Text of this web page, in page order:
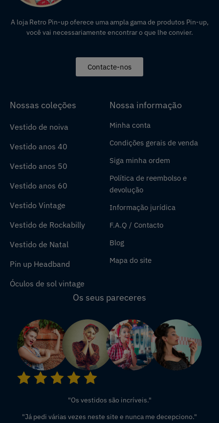
A loja Retro Pin-up oferece uma ampla gama de produtos Pin-up,
você vai necessariamente encontrar o que lhe convier.
Contacte-nos
Nossas coleções
Vestido de noiva
Vestido anos 40
Vestido anos 50
Vestido anos 60
Vestido Vintage
Vestido de Rockabilly
Vestido de Natal
Pin up Headband
Óculos de sol vintage
Nossa informação
Minha conta
Condições gerais de venda
Siga minha ordem
Política de reembolso e
devolução
Informação jurídica
F.A.Q / Contacto
Blog
Mapa do site
Os seus pareceres
"Os vestidos são incríveis."
"Já pedi várias vezes neste site e nunca me decepciono."